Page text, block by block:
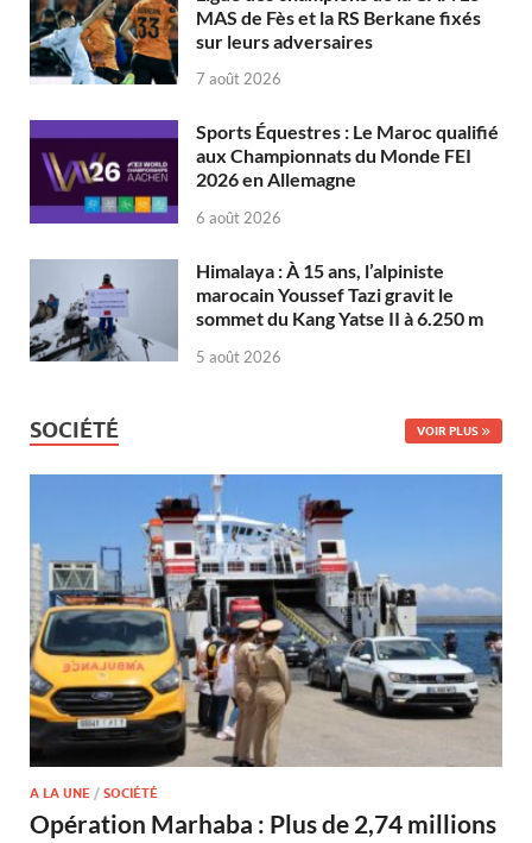
MAS de Fès et la RS Berkane fixés
sur leurs adversaires
7 août 2026
Sports Équestres : Le Maroc qualifié
aux Championnats du Monde FEI
2026 en Allemagne
6 août 2026
Himalaya : À 15 ans, l’alpiniste
marocain Youssef Tazi gravit le
sommet du Kang Yatse II à 6.250 m
5 août 2026
SOCIÉTÉ VOIR PLUS
A LA UNE / SOCIÉTÉ
Opération Marhaba : Plus de 2,74 millions